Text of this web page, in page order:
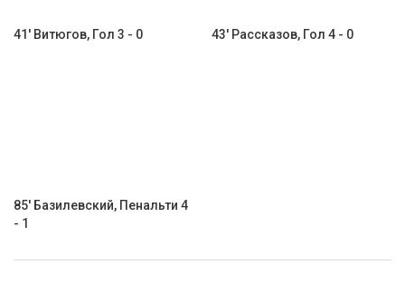
41' Витюгов, Гол 3 - 0 43' Рассказов, Гол 4 - 0
85' Базилевский, Пенальти 4
- 1